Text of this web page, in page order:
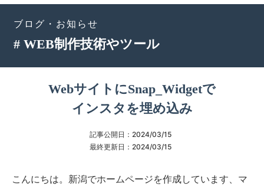
ブログ・お知らせ
# WEB制作技術やツール
WebサイトにSnap_Widgetで
インスタを埋め込み
記事公開日： 2024/03/15
最終更新日： 2024/03/15
こんにちは。新潟でホームページを作成しています、マ